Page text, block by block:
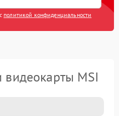
политикой конфиденциальности
видеокарты MSI